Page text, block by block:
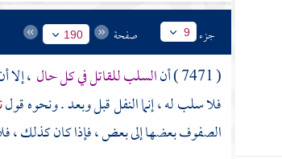
جزء 9 صفحة 190
( 7471 ) أن السلب للقاتل في كل حال ، إلا
فلا سلب له ، إنما النفل قبل وبعد . ونحوه قول
الصفوف بعضها إلى بعض ، فإذا كان كذلك ،